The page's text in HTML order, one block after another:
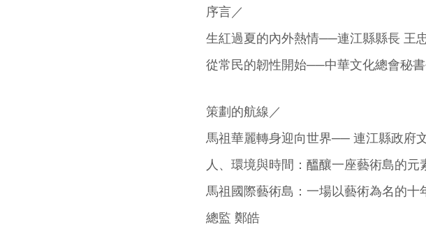
序言／
生紅過夏的內外熱情──連江縣縣長 王
從常民的韌性開始──中華文化總會秘
策劃的航線／
馬祖華麗轉身迎向世界── 連江縣政府
人、環境與時間：醞釀一座藝術島的
馬祖國際藝術島：一場以藝術為名的
總監 鄭皓